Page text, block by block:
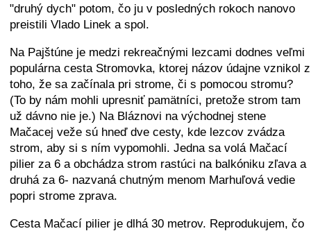
"druhý dych" potom, čo ju v posledných rokoch nanovo
preistili Vlado Linek a spol.
Na Pajštúne je medzi rekreačnými lezcami dodnes veľmi
populárna cesta Stromovka, ktorej názov údajne vznikol z
toho, že sa začínala pri strome, či s pomocou stromu?
(To by nám mohli upresniť pamätníci, pretože strom tam
už dávno nie je.) Na Bláznovi na východnej stene
Mačacej veže sú hneď dve cesty, kde lezcov zvádza
strom, aby si s ním vypomohli. Jedna sa volá Mačací
pilier za 6 a obchádza strom rastúci na balkóniku zľava a
druhá za 6- nazvaná chutným menom Marhuľová vedie
popri strome zprava.
Cesta Mačací pilier je dlhá 30 metrov. Reprodukujem, čo